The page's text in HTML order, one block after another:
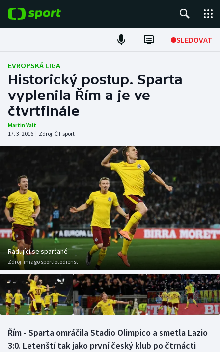
SLEDOVAT
Fotbal
Hokej
Tenis
Atletika
DALŠÍ SPORTY
Americký fotbal
Baseball a softbal
Basketbal
Biatlon
Boby a skeleton
Curling
NEPŘEHLÉDNĚTE
Soutěže
Historické návraty
Aplikace ČT sport
AZ kvíz
EVROPSKÁ LIGA
Historický postup. Sparta
vyplenila Řím a je ve
čtvrtfinále
Martin Vait
17. 3. 2016 | Zdroj: ČT sport
Radující se sparťané
Zdroj:imago sportfotodienst
Řím - Sparta omráčila Stadio Olimpico a smetla Lazio
3:0. Letenští tak jako první český klub po čtrnácti